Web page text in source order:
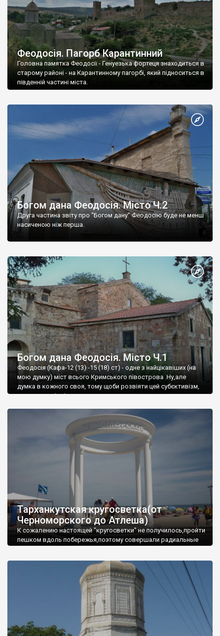
Феодосія. Пагорб Карантинний
Головна памятка Феодосії - Генуезька фортеця знаходиться в
старому районі - на Карантинному пагорбі, який підноситься в
південній частині міста.
Богом дана Феодосія. Місто Ч.2
Друга частина звіту про "Богом дану" Феодосію буде не менш
насиченою ніж перша.
Богом дана Феодосія. Місто Ч.1
Феодосія (Кафа-12 (13) -15 (18) ст) - одне з найцікавіших (на
мою думку) міст всього Кримського півострова .Ну,але
думка в кожного своя, тому щоби розвіяти цей субєктивізм,
запрошую відвідати це
Тарханкутская кругосветка(от
Черноморского до Атлеша)
К сожалению настоящей "кругосветки" не получилось,пройти
пешком вдоль побережья,поэтому совершали радиальные